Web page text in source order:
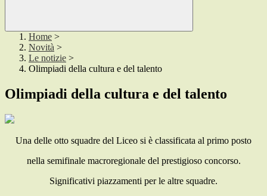
Home >
Novità >
Le notizie >
Olimpiadi della cultura e del talento
Olimpiadi della cultura e del talento
Una delle otto squadre del Liceo si è classificata al primo posto
nella semifinale macroregionale del prestigioso concorso.
Significativi piazzamenti per le altre squadre.